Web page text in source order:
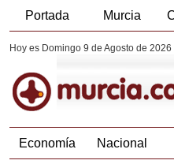
Portada Murcia
Hoy es Domingo 9 de Agosto de 2026
Economía Nacional